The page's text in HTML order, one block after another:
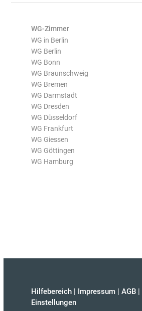
WG-Zimmer
WG in Berlin
WG Berlin
WG Bonn
WG Braunschweig
WG Bremen
WG Darmstadt
WG Dresden
WG Düsseldorf
WG Frankfurt
WG Giessen
WG Göttingen
WG Hamburg
Hilfebereich | Impressum | AGB |
Einstellungen